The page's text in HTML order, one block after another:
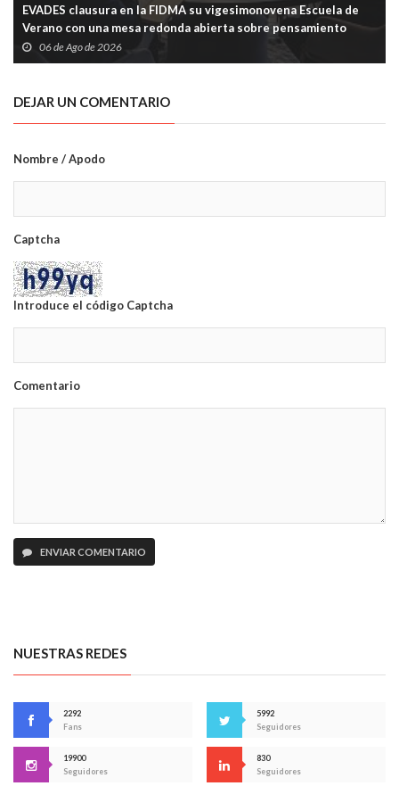
EVADES clausura en la FIDMA su vigesimonovena Escuela de
Verano con una mesa redonda abierta sobre pensamiento
crítico y tecnología
06 de Ago de 2026
DEJAR UN COMENTARIO
Nombre / Apodo
Captcha
Introduce el código Captcha
Comentario
ENVIAR COMENTARIO
NUESTRAS REDES
2292
Fans
5992
Seguidores
19900
Seguidores
830
Seguidores